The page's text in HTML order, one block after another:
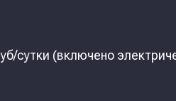
сутки (включено